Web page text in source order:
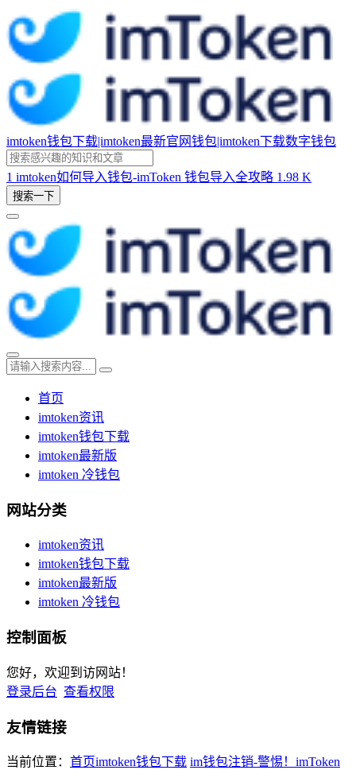
imtoken钱包下载|imtoken最新官网钱包|imtoken下载数字钱包
1 imtoken如何导入钱包-imToken 钱包导入全攻略 1.98 K
搜索一下
首页
imtoken资讯
imtoken钱包下载
imtoken最新版
imtoken 冷钱包
网站分类
imtoken资讯
imtoken钱包下载
imtoken最新版
imtoken 冷钱包
控制面板
您好，欢迎到访网站！
登录后台 查看权限
友情链接
当前位置： 首页imtoken钱包下载 im钱包注销-警惕！imToken